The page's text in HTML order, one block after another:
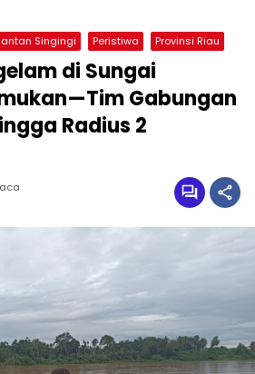
Singingi Peristiwa Provinsi Riau
di Sungai
Gabungan
Radius 2